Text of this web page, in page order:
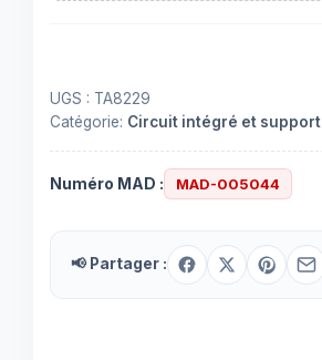
UGS : TA8229
Catégorie: Circuit intégré et support
Numéro MAD : MAD-005044
📢 Partager :